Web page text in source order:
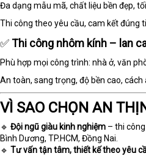
Đa dạng mẫu mã, chất liệu bền đẹp,
Thi công theo yêu cầu, cam kết đúng
✅Thi công nhôm kính – lan
Phù hợp mọi công trình: nhà ở, văn
An toàn, sang trọng, độ bền cao, cách
VÌ SAO CHỌN AN
🔹 Đội ngũ giàu kinh nghiệm – thi
Bình Dương, TP.HCM, Đồng Nai.
🔹 Tư vấn tận tâm, thiết kế theo yêu